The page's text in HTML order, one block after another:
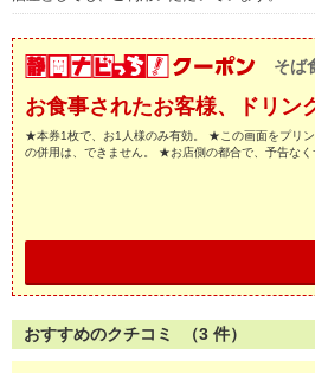
そば
お食事されたお客様、ドリン
★本券1枚で、お1人様のみ有効。 ★この画面をプリ
の併用は、できません。 ★お店側の都合で、予告な
おすすめのクチコミ （3 件）